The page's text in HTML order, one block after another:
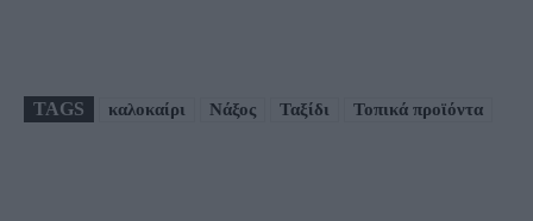
TAGS καλοκαίρι Νάξος Ταξίδι Τοπικά προϊόντα